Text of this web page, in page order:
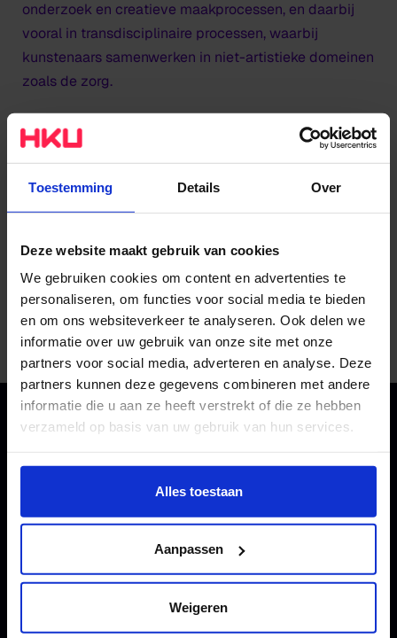
Toestemming Details Over
Deze website maakt gebruik van cookies
We gebruiken cookies om content en advertenties te
personaliseren, om functies voor social media te bieden
en om ons websiteverkeer te analyseren. Ook delen we
informatie over uw gebruik van onze site met onze
partners voor social media, adverteren en analyse. Deze
partners kunnen deze gegevens combineren met andere
informatie die u aan ze heeft verstrekt of die ze hebben
verzameld op basis van uw gebruik van hun services.
Wil je meer weten of de voorkeur aanpassen, bekijk dan
https://www.hku.nl/privacy-statement-en-
Alles toestaan
Aanpassen
Weigeren
onderzoek en creatieve maakprocessen, en daarbij
vooral in transdisciplinaire processen, waarbij
kunstenaars samenwerken in niet-artistieke domeinen
zoals de zorg.
Hij publiceerde onder andere:
schrijverschap
(2007)
Tienduizend idioten; Poëtica, schrijfproces en
pedagogie van hethybride theaterschrijven vanuit
Bakhtin’s‘Meerstemmigheid ’ (2018)
Een leeg vel; Laatste lessen over schrijven en
schrijfpedagogie(2026)